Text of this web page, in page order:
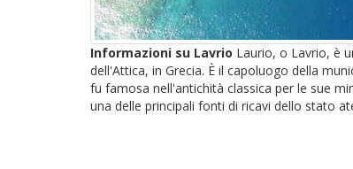
Informazioni su Lavrio Laurio, o Lavrio, è
dell'Attica, in Grecia. È il capoluogo della
fu famosa nell'antichità classica per le sue
una delle principali fonti di ricavi dello stato